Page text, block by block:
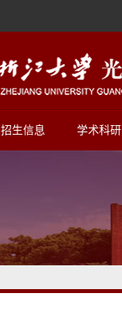
招生信息 学术科研